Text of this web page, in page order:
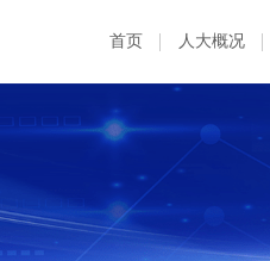
首页 人大概况